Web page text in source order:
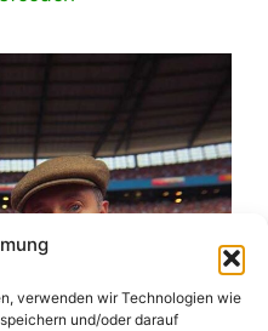
verwenden wir Technologien wie
und/oder darauf